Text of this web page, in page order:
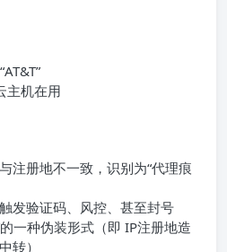
主机在用
注册地不一致，识别为“代理痕
发验证码、风控、甚至封号
一种伪装形式（即 IP注册地造
转）